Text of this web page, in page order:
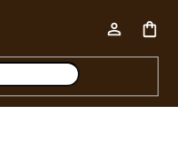
dárek zdarma 📦